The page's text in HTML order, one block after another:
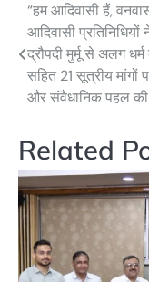
Post
navigation
“हम आदिवासी हैं,
आदिवासी प्रतिनिधियों
द्रौपदी मुर्मू से अलग
सहित 21 सूत्रीय मांगों
और संवैधानिक पहल
Related